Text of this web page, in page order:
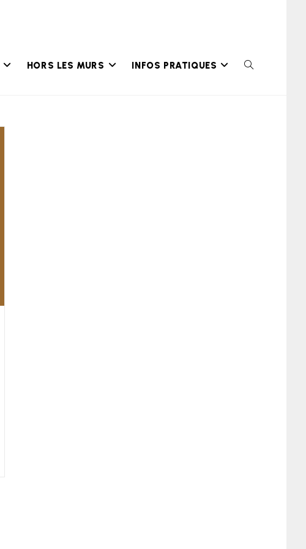
HORS LES MURS INFOS PRATIQUES TOGGLE